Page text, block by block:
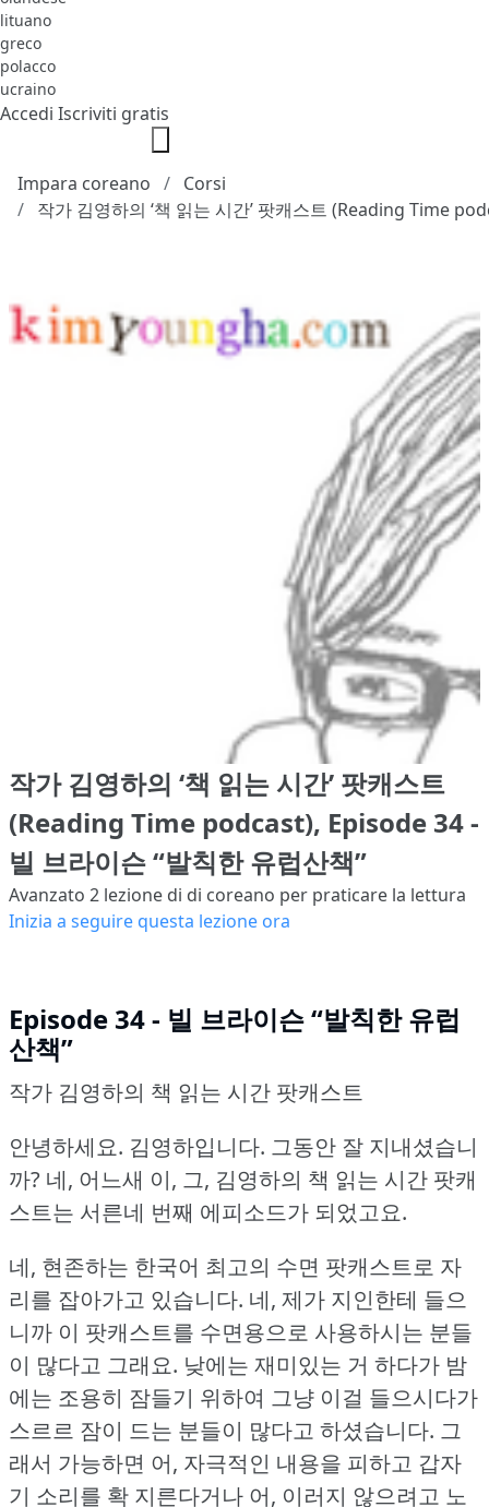
lituano
greco
polacco
ucraino
Accedi Iscriviti gratis
Impara coreano
Corsi
작가 김영하의 ‘책 읽는 시간’ 팟캐스트 (Reading Time
작가 김영하의 ‘책 읽는 시간’ 팟캐스트
(Reading Time podcast), Episode 34 -
빌 브라이슨 “발칙한 유럽산책”
Avanzato 2 lezione di di coreano per praticare la lettura
Inizia a seguire questa lezione ora
Episode 34 - 빌 브라이슨 “발칙한 유럽
산책”
작가 김영하의 책 읽는 시간 팟캐스트
안녕하세요. 김영하입니다. 그동안 잘 지내셨습니
까? 네, 어느새 이, 그, 김영하의 책 읽는 시간 팟캐
스트는 서른네 번째 에피소드가 되었고요.
네, 현존하는 한국어 최고의 수면 팟캐스트로 자
리를 잡아가고 있습니다. 네, 제가 지인한테 들으
니까 이 팟캐스트를 수면용으로 사용하시는 분들
이 많다고 그래요. 낮에는 재미있는 거 하다가 밤
에는 조용히 잠들기 위하여 그냥 이걸 들으시다가
스르르 잠이 드는 분들이 많다고 하셨습니다. 그
래서 가능하면 어, 자극적인 내용을 피하고 갑자
기 소리를 확 지른다거나 어, 이러지 않으려고 노